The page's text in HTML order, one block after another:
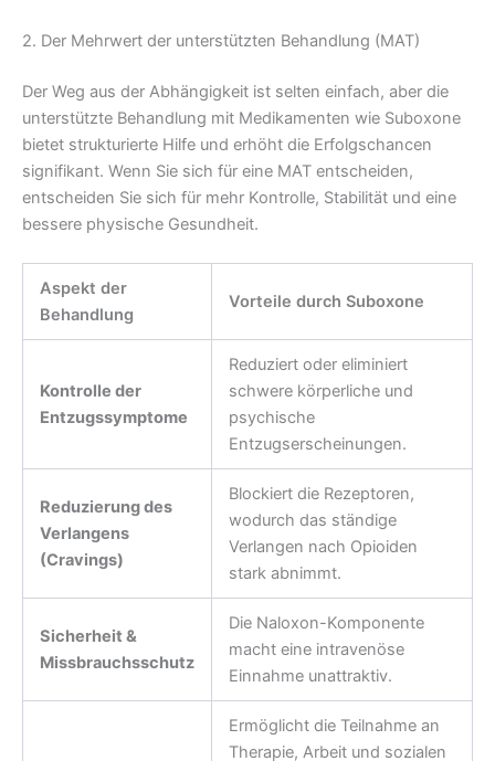
2. Der Mehrwert der unterstützten Behandlung (MAT)
Der Weg aus der Abhängigkeit ist selten einfach, aber die
unterstützte Behandlung mit Medikamenten wie Suboxone
bietet strukturierte Hilfe und erhöht die Erfolgschancen
signifikant. Wenn Sie sich für eine MAT entscheiden,
entscheiden Sie sich für mehr Kontrolle, Stabilität und eine
bessere physische Gesundheit.
Aspekt der
Behandlung
Vorteile durch Suboxone
Kontrolle der
Entzugssymptome
Reduziert oder eliminiert
schwere körperliche und
psychische
Entzugserscheinungen.
Reduzierung des
Verlangens
(Cravings)
Blockiert die Rezeptoren,
wodurch das ständige
Verlangen nach Opioiden
stark abnimmt.
Sicherheit &
Missbrauchsschutz
Die Naloxon-Komponente
macht eine intravenöse
Einnahme unattraktiv.
Ermöglicht die Teilnahme an
Therapie, Arbeit und sozialen